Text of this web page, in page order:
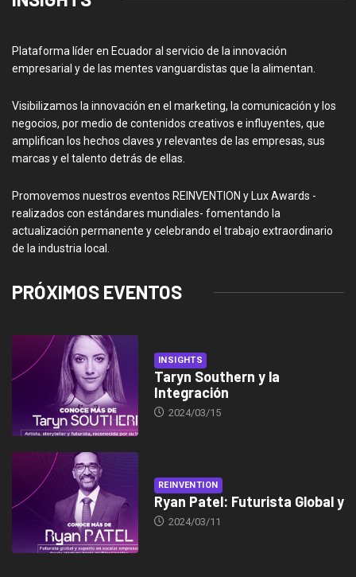
Plataforma líder en Ecuador al servicio de la innovación
empresarial y de las mentes vanguardistas que la alimentan.
Visibilizamos la innovación en el marketing, la comunicación y los
negocios, por medio de contenidos creativos e influyentes, que
amplifican los hechos claves y relevantes de las empresas, sus
marcas y el talento detrás de ellas.
Promovemos nuestros eventos REINVENTION y Lux Awards -
realizados con estándares mundiales- fomentando la
actualización permanente y celebrando el trabajo extraordinario
de la industria local.
PRÓXIMOS EVENTOS
INSIGHTS
Taryn Southern y la
Integración
2024/03/15
REINVENTION
Ryan Patel: Futurista Global y
2024/03/11